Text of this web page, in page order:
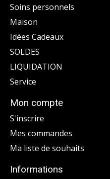
Soins personnels
Maison
Idées Cadeaux
SOLDES
LIQUIDATION
Service
Mon compte
S'inscrire
Mes commandes
Ma liste de souhaits
Informations